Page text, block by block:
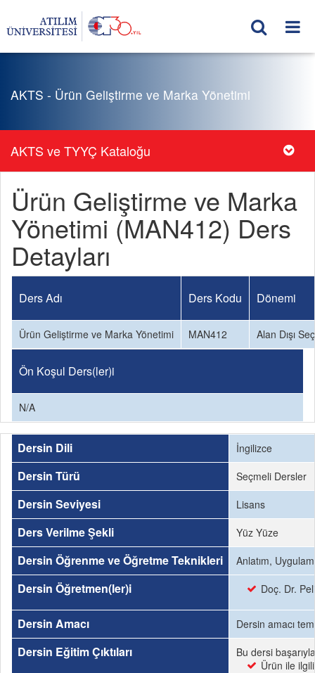
AKTS - Ürün Geliştirme ve Marka Yönetimi
AKTS ve TYYÇ Kataloğu
Ürün Geliştirme ve Marka
Yönetimi (MAN412) Ders
Detayları
Ders Adı Ders Kodu Dönemi
Ürün Geliştirme ve Marka Yönetimi MAN412 Alan Dışı
Ön Koşul Ders(ler)i
N/A
Dersin Dili İngilizce
Dersin Türü Seçmeli Dersler
Dersin Seviyesi Lisans
Ders Verilme Şekli Yüz Yüze
Dersin Öğrenme ve Öğretme Teknikleri Anlatım,
Dersin Öğretmen(ler)i Doç. Dr.
Dersin Amacı Dersin amacı
Dersin Eğitim Çıktıları
Bu dersi
Ürün ile